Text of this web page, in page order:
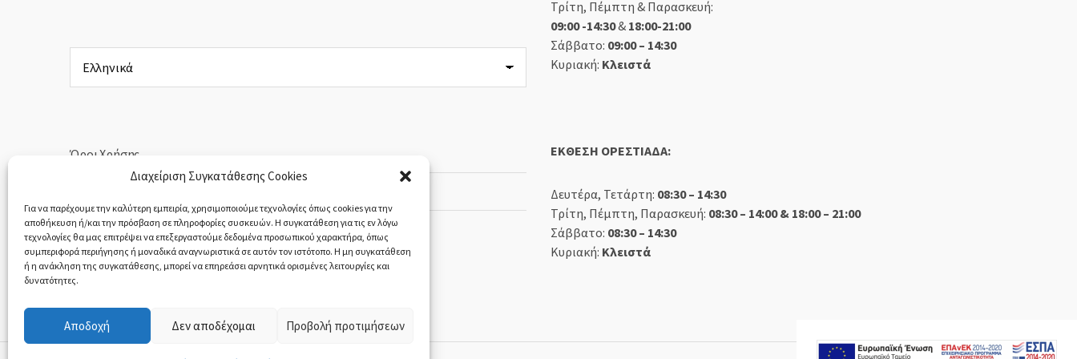
Διαχείριση Συγκατάθεσης Cookies
Για να παρέχουμε την καλύτερη εμπειρία, χρησιμοποιούμε τεχνολογίες όπως cookies για την
αποθήκευση ή/και την πρόσβαση σε πληροφορίες συσκευών. Η συγκατάθεση για τις εν λόγω
τεχνολογίες θα μας επιτρέψει να επεξεργαστούμε δεδομένα προσωπικού χαρακτήρα, όπως
συμπεριφορά περιήγησης ή μοναδικά αναγνωριστικά σε αυτόν τον ιστότοπο. Η μη συγκατάθεση
ή η ανάκληση της συγκατάθεσης, μπορεί να επηρεάσει αρνητικά ορισμένες λειτουργίες και
δυνατότητες.
Αποδοχή Δεν αποδέχομαι Προβολή προτιμήσεων
μια
γλώσσα
Όροι Χρήσης
Υπαναχώρηση & Επιστροφές Προϊόντων
Τρίτη, Πέμπτη & Παρασκευή:
09:00 -14:30& 18:00-21:00
Σάββατο: 09:00 – 14:30
Κυριακή: Κλειστά
ΕΚΘΕΣΗ ΟΡΕΣΤΙΑΔΑ:
Δευτέρα, Τετάρτη: 08:30 – 14:30
Τρίτη, Πέμπτη, Παρασκευή: 08:30 – 14:00 & 18:00 – 21:00
Σάββατο: 08:30 – 14:30
Κυριακή: Κλειστά